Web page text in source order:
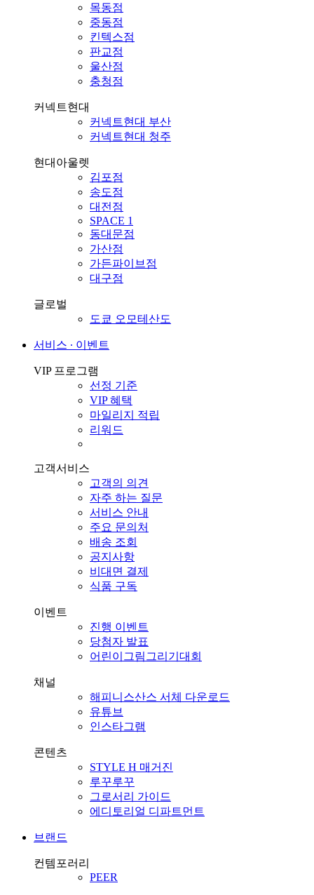
목동점
중동점
킨텍스점
판교점
울산점
충청점
커넥트현대
커넥트현대 부산
커넥트현대 청주
현대아울렛
김포점
송도점
대전점
SPACE 1
동대문점
가산점
가든파이브점
대구점
글로벌
도쿄 오모테산도
서비스 ∙ 이벤트
VIP 프로그램
선정 기준
VIP 혜택
마일리지 적립
리워드
고객서비스
고객의 의견
자주 하는 질문
서비스 안내
주요 문의처
배송 조회
공지사항
비대면 결제
식품 구독
이벤트
진행 이벤트
당첨자 발표
어린이그림그리기대회
채널
해피니스산스 서체 다운로드
유튜브
인스타그램
콘텐츠
STYLE H 매거진
루꾸루꾸
그로서리 가이드
에디토리얼 디파트먼트
브랜드
컨템포러리
PEER